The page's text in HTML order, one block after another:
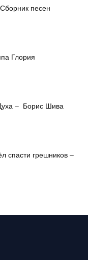
песен
Глория
– Борис Шива
спасти грешников –